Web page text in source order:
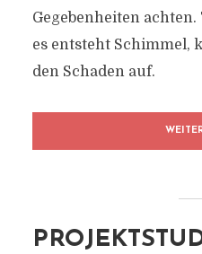
Gegebenheiten
es entsteht Schimmel,
den Schaden auf.